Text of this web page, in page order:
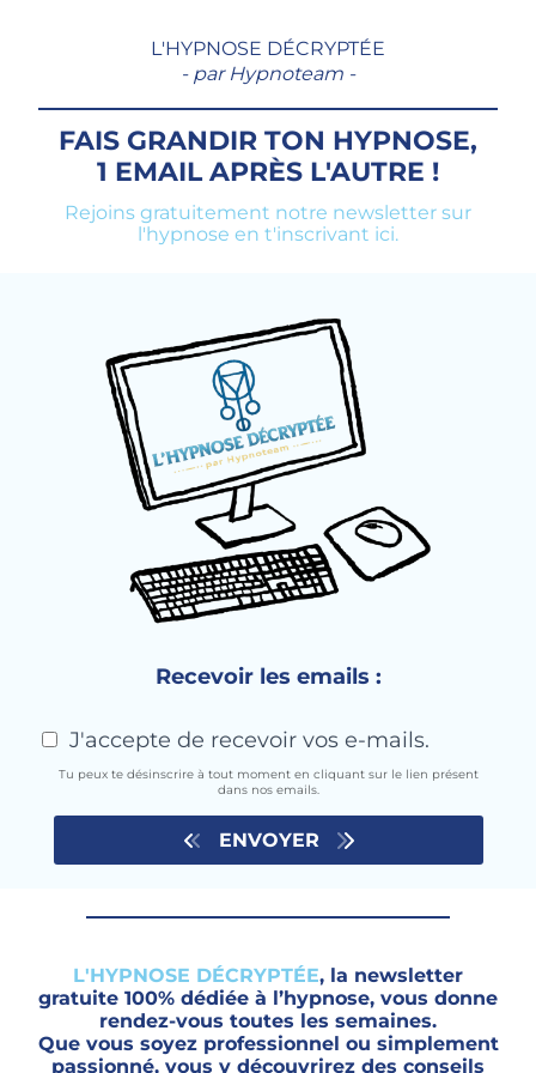
L'HYPNOSE DÉCRYPTÉE
- par Hypnoteam -
FAIS GRANDIR TON HYPNOSE,
1 EMAIL APRÈS L'AUTRE !
Rejoins gratuitement notre newsletter sur
l'hypnose en t'inscrivant ici.
Recevoir les emails :
J'accepte de recevoir vos e-mails.
Tu peux te désinscrire à tout moment en cliquant sur le lien présent
dans nos emails.
ENVOYER
L'HYPNOSE DÉCRYPTÉE, la newsletter
gratuite 100% dédiée à l’hypnose, vous donne
rendez-vous toutes les semaines.
Que vous soyez professionnel ou simplement
passionné, vous y découvrirez des conseils